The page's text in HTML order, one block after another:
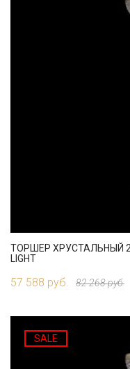
ТОРШЕР ХРУСТАЛЬНЫЙ
LIGHT
57 588 руб. 82 268 руб.
SALE